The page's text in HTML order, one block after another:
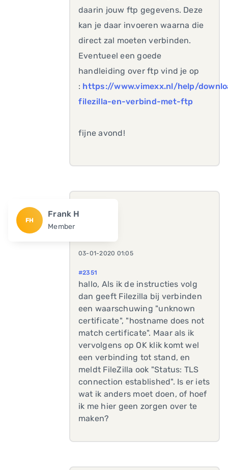
daarin jouw ftp gegevens. Deze
kan je daar invoeren waarna die
direct zal moeten verbinden.
Eventueel een goede
handleiding over ftp vind je op
: https://www.vimexx.nl/help/
filezilla-en-verbind-met-ftp
fijne avond!
FH
Frank H
Member
03-01-2020 01:05
#2351
hallo, Als ik de instructies volg
dan geeft Filezilla bij verbinden
een waarschuwing "unknown
certificate", "hostname does not
match certificate". Maar als ik
vervolgens op OK klik komt wel
een verbinding tot stand, en
meldt FileZilla ook "Status: TLS
connection established". Is er iets
wat ik anders moet doen, of hoef
ik me hier geen zorgen over te
maken?